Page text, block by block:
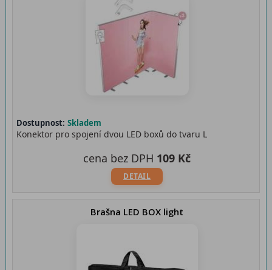
Dostupnost: Skladem
Konektor pro spojení dvou LED boxů do tvaru L
DETAIL
cena bez DPH 109 Kč
Brašna LED BOX light